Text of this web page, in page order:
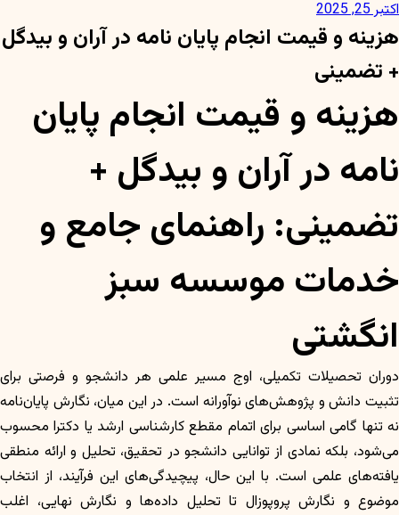
اکتبر 25, 2025
هزینه و قیمت انجام پایان نامه در آران و بیدگل
+ تضمینی
هزینه و قیمت انجام پایان
نامه در آران و بیدگل +
تضمینی: راهنمای جامع و
خدمات موسسه سبز
انگشتی
دوران تحصیلات تکمیلی، اوج مسیر علمی هر دانشجو و فرصتی برای
تثبیت دانش و پژوهش‌های نوآورانه است. در این میان، نگارش پایان‌نامه
نه تنها گامی اساسی برای اتمام مقطع کارشناسی ارشد یا دکترا محسوب
می‌شود، بلکه نمادی از توانایی دانشجو در تحقیق، تحلیل و ارائه منطقی
یافته‌های علمی است. با این حال، پیچیدگی‌های این فرآیند، از انتخاب
موضوع و نگارش پروپوزال تا تحلیل داده‌ها و نگارش نهایی، اغلب